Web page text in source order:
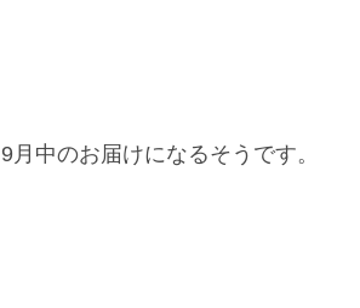
中のお届けになるそうです。